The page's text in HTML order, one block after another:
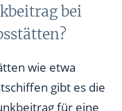
bei
wie etwa
gibt es die
für eine